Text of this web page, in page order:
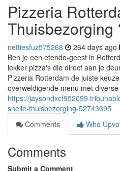
Pizzeria
Thuisbezorging
nettiesfuz575268 264 days ago
Ben je een etende-geest in
lekker pizza's die direct aan je
Pizzeria Rotterdam de juiste
overweldigende menu met diverse
https://
snelle-thuisbezorging-52743695
Comments
Who
Comments
Submit a Comment